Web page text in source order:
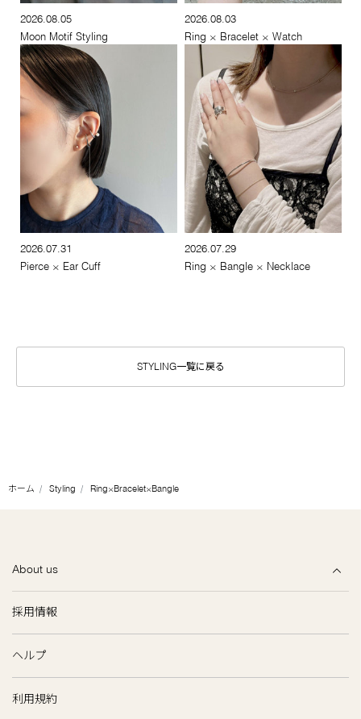
2026.08.05
Moon Motif Styling
2026.08.03
Ring × Bracelet × Watch
2026.07.31
Pierce × Ear Cuff
2026.07.29
Ring × Bangle × Necklace
STYLING一覧に戻る
ホーム Styling Ring×Bracelet×Bangle
About us
採用情報
ヘルプ
利用規約